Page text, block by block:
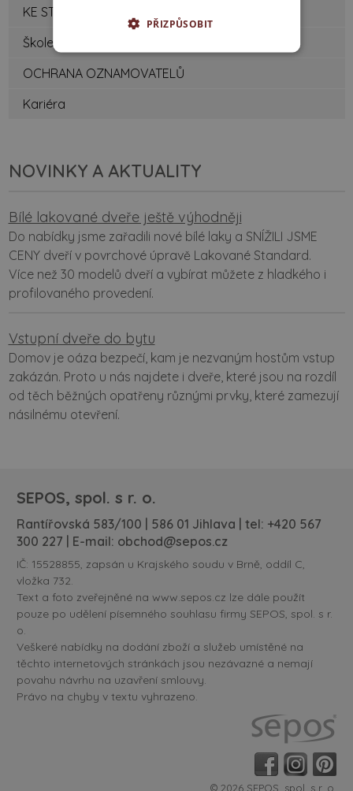
KE STAŽENÍ
Školení montážníků
OCHRANA OZNAMOVATELŮ
Kariéra
NOVINKY A AKTUALITY
Bílé lakované dveře ještě výhodněji
Do nabídky jsme zařadili nové bílé laky a SNÍŽILI JSME
CENY dveří v povrchové úpravě Lakované Standard.
Více než 30 modelů dveří a vybírat můžete z hladkého i
profilovaného provedení.
Vstupní dveře do bytu
Domov je oáza bezpečí, kam je nezvaným hostům vstup
zakázán. Proto u nás najdete i dveře, které jsou na rozdíl
od těch běžných opatřeny různými prvky, které zamezují
násilnému otevření.
SEPOS, spol. s r. o.
Rantířovská 583/100 | 586 01 Jihlava | tel: +420 567
300 227 | E-mail: obchod@sepos.cz
IČ: 15528855, zapsán u Krajského soudu v Brně, oddíl C,
vložka 732.
Text a foto zveřejněné na www.sepos.cz lze dále použít
pouze po udělení písemného souhlasu firmy SEPOS, spol. s r.
o.
Veškeré nabídky na dodání zboží a služeb umístěné na
těchto internetových stránkách jsou nezávazné a nemají
povahu návrhu na uzavření smlouvy.
Právo na chyby v textu vyhrazeno.
© 2026 SEPOS, spol. s r. o.
PŘIZPŮSOBIT